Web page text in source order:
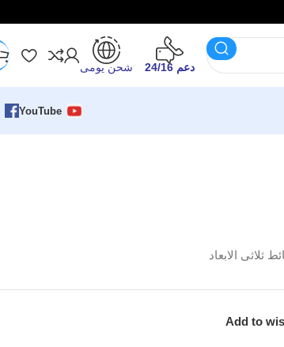
دعم 24/16 شحن يومى
YouTube
ثلاثى الابعاد
Add to